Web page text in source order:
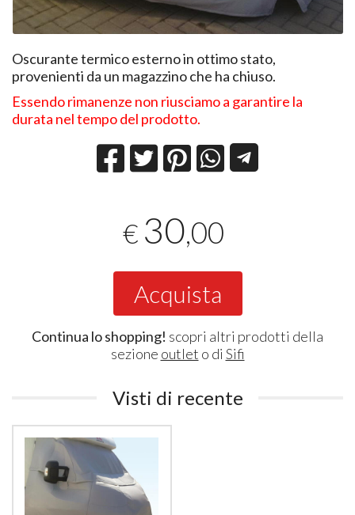
Oscurante termico esterno in ottimo stato,
provenienti da un magazzino che ha chiuso.
Essendo rimanenze non riusciamo a garantire la
durata nel tempo del prodotto.
€ 30,00
Acquista
Continua lo shopping! scopri altri prodotti della
sezione outlet o di Sifi
Visti di recente